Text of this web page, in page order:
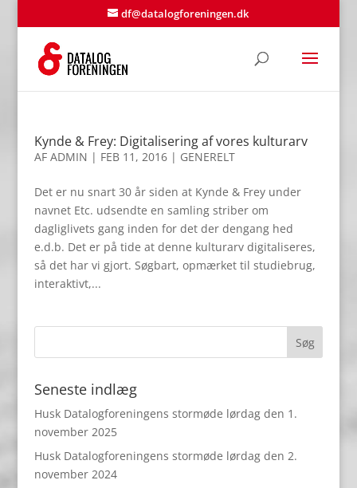
df@datalogforeningen.dk
Kynde & Frey: Digitalisering af vores kulturarv
AF ADMIN | FEB 11, 2016| GENERELT
Det er nu snart 30 år siden at Kynde & Frey under
navnet Etc. udsendte en samling striber om
dagliglivets gang inden for det der dengang hed
e.d.b. Det er på tide at denne kulturarv digitaliseres,
så det har vi gjort. Søgbart, opmærket til studiebrug,
interaktivt,...
Seneste indlæg
Husk Datalogforeningens stormøde lørdag den 1.
november 2025
Husk Datalogforeningens stormøde lørdag den 2.
november 2024